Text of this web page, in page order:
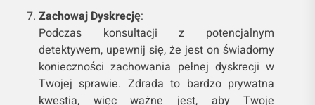
Zachowaj Dyskrecję:
Podczas konsultacji z potencjalnym
detektywem, upewnij się, że jest on świadomy
konieczności zachowania pełnej dyskrecji w
Twojej sprawie. Zdrada to bardzo prywatna
kwestia, więc ważne jest, aby Twoje